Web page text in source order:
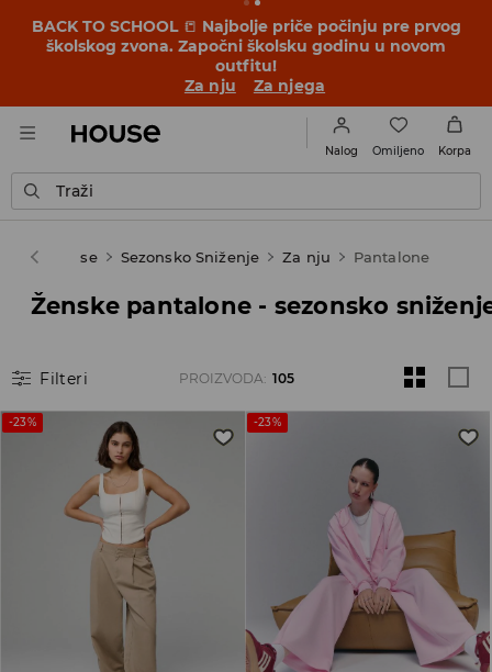
BACK TO SCHOOL 📒 Najbolje priče počinju pre prvog
školskog zvona. Započni školsku godinu u novom
outfitu!
Za nju
Za njega
Nalog Omiljeno Korpa
Traži
House Sezonsko Sniženje Za nju Pantalone
Ženske pantalone - sezonsko
Filteri PROIZVODA: 105
-23% -23%